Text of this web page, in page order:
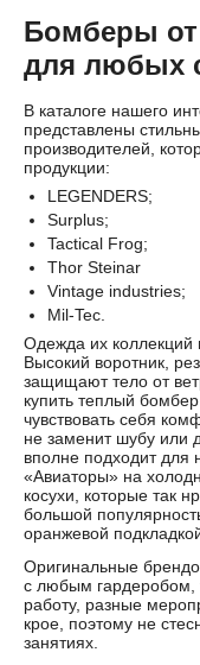
Бомберы
для любых
В каталоге нашего
представлены
производителей,
продукции:
LEGENDERS;
Surplus;
Tactical Frog;
Thor Steinar
Vintage industries;
Mil-Tec
Одежда их коллекций
Высокий воротник,
защищают тело от
купить теплый
чувствовать себя
не заменит шубу или
вполне подходит для
«Авиаторы» на
косухи, которые так
большой
оранжевой
Оригинальные
с любым гардеробом,
работу, разные
крое, поэтому не
занятиях.